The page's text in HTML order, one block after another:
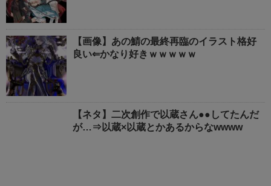
【画像】あの鯖の最終再臨のイラスト格好
良い⇐かなり好きｗｗｗｗｗ
【ネタ】二次創作で以蔵さん●●してたんだ
が…⇒以蔵×以蔵とかあるからなwwww